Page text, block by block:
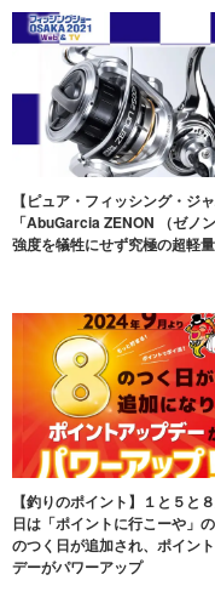
【ピュア・フィッシング・ジャ
「AbuGarcia ZENON （ゼノン
強度を犠牲にせず究極の超軽
【釣りのポイント】１と５と
日は「ポイントに行こーや」
のつく日が追加され、ポイン
デーがパワーアップ